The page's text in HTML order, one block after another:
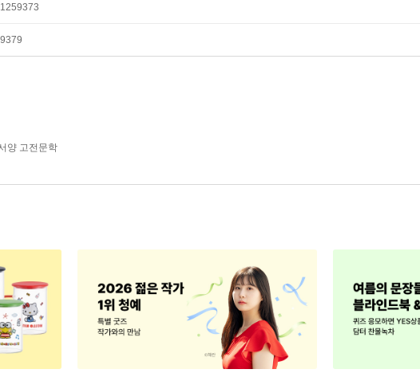
양 고전문학